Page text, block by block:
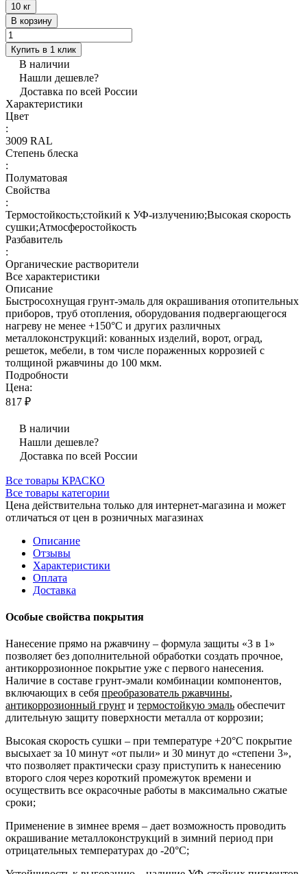
10 кг
В корзину
Купить в 1 клик
В наличии
Нашли дешевле?
Доставка по всей России
Характеристики
Цвет
:
3009 RAL
Степень блеска
:
Полуматовая
Свойства
:
Термостойкость;стойкий к УФ-излучению;Высокая скорость
сушки;Атмосферостойкость
Разбавитель
:
Органические растворители
Все характеристики
Описание
Быстросохнущая грунт-эмаль для окрашивания отопительных
приборов, труб отопления, оборудования подвергающегося
нагреву не менее +150°С и других различных
металлоконструкций: кованных изделий, ворот, оград,
решеток, мебели, в том числе пораженных коррозией c
толщиной ржавчины до 100 мкм.
Подробности
Цена:
817 ₽
В наличии
Нашли дешевле?
Доставка по всей России
Все товары КРАСКО
Все товары категории
Цена действительна только для интернет-магазина и может
отличаться от цен в розничных магазинах
Описание
Отзывы
Характеристики
Оплата
Доставка
Особые свойства покрытия
Нанесение прямо на ржавчину – формула защиты «3 в 1»
позволяет без дополнительной обработки создать прочное,
антикоррозионное покрытие уже с первого нанесения.
Наличие в составе грунт-эмали комбинации компонентов,
включающих в себя преобразователь ржавчины,
антикоррозионный грунт и термостойкую эмаль обеспечит
длительную защиту поверхности металла от коррозии;
Высокая скорость сушки – при температуре +20°С покрытие
высыхает за 10 минут «от пыли» и 30 минут до «степени 3»,
что позволяет практически сразу приступить к нанесению
второго слоя через короткий промежуток времени и
осуществить все окрасочные работы в максимально сжатые
сроки;
Применение в зимнее время – дает возможность проводить
окрашивание металлоконструкций в зимний период при
отрицательных температурах до -20°С;